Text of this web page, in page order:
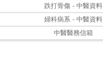
跌打骨傷 - 中醫資料
婦科病系 - 中醫資料
中醫醫務信箱